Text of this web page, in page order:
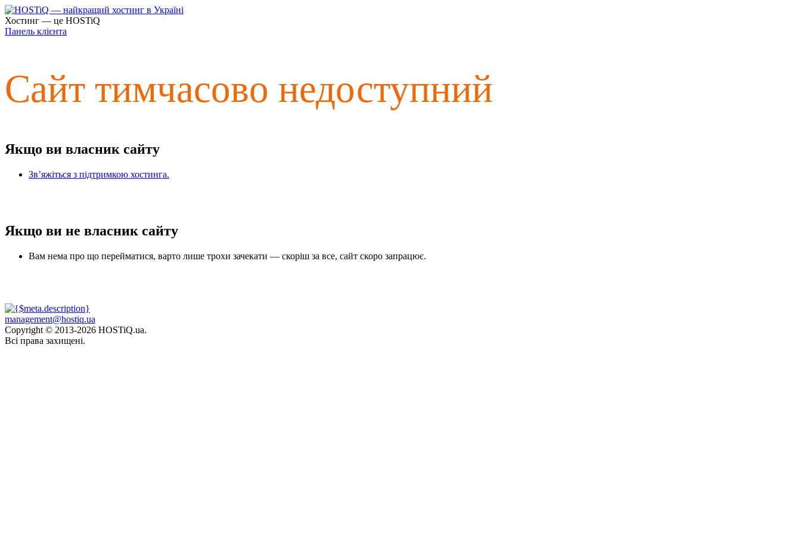
Хостинг — це HOSTiQ
Панель клієнта
Сайт тимчасово недоступний
Якщо ви власник сайту
Зв’яжіться з підтримкою хостинга.
Якщо ви не власник сайту
Вам нема про що перейматися, варто лише трохи зачекати — скоріш за все, сайт скоро запрацює.
management@hostiq.ua
Copyright © 2013-2026 HOSTiQ.ua.
Всі права захищені.